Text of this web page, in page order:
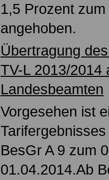
1,5 Prozent
angehoben.
Übertragung
TV-L 2013/2014
Landesbeamten
Vorgesehen ist
BesGr A 9 zum
01.04.2014.Ab